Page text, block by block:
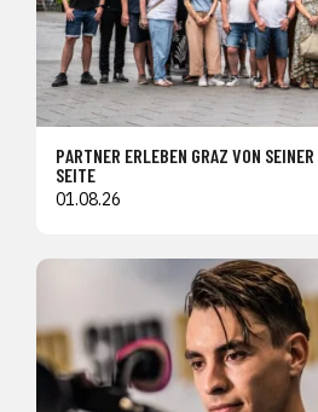
PARTNER ERLEBEN GRAZ VON
SEITE
01.08.26